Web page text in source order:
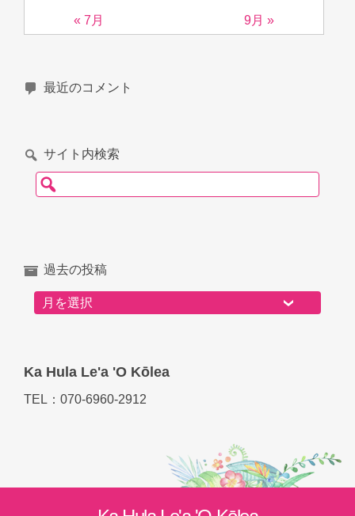
« 7月 9月 »
最近のコメント
サイト内検索
検索:
過去の投稿
過去の投稿
Ka Hula Le'a 'O Kōlea
TEL：070-6960-2912